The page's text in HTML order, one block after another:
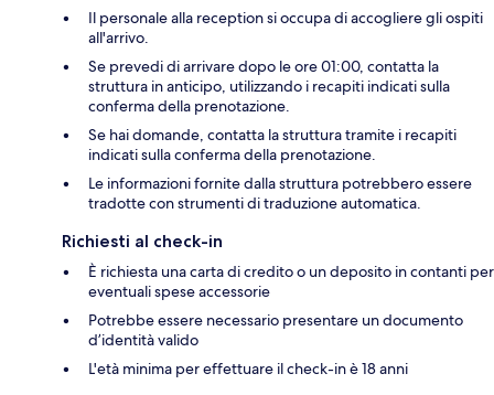
Il personale alla reception si occupa di accogliere gli ospiti
all'arrivo.
Se prevedi di arrivare dopo le ore 01:00, contatta la
struttura in anticipo, utilizzando i recapiti indicati sulla
conferma della prenotazione.
Se hai domande, contatta la struttura tramite i recapiti
indicati sulla conferma della prenotazione.
Le informazioni fornite dalla struttura potrebbero essere
tradotte con strumenti di traduzione automatica.
Richiesti al check-in
È richiesta una carta di credito o un deposito in contanti per
eventuali spese accessorie
Potrebbe essere necessario presentare un documento
d’identità valido
L'età minima per effettuare il check-in è 18 anni